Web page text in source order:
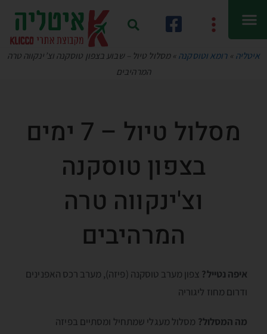
איטליה »רומא וטוסקנה »מסלול טיול – שבוע בצפון טוסקנה וצ’ינקווה טרה
המרהיבים
מסלול טיול – 7 ימים
בצפון טוסקנה
וצ'ינקווה טרה
המרהיבים
איפה נטייל? צפון מערב טוסקנה (פיזה), מערב רכס האפנינים
ודרום מחוז ליגוריה
מה המסלול? מסלול מעגלי שמתחיל ומסתיים בפיזה